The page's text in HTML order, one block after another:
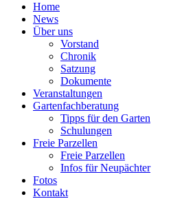
Home
News
Über uns
Vorstand
Chronik
Satzung
Dokumente
Veranstaltungen
Gartenfachberatung
Tipps für den Garten
Schulungen
Freie Parzellen
Freie Parzellen
Infos für Neupächter
Fotos
Kontakt